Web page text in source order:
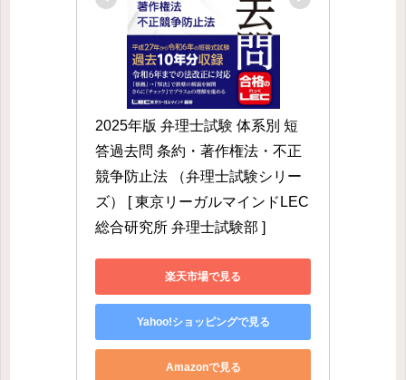
2025年版 弁理士試験 体系別 短
答過去問 条約・著作権法・不正
競争防止法 （弁理士試験シリー
ズ） [ 東京リーガルマインドLEC
総合研究所 弁理士試験部 ]
楽天市場で見る
Yahoo!ショッピングで見る
Amazonで見る